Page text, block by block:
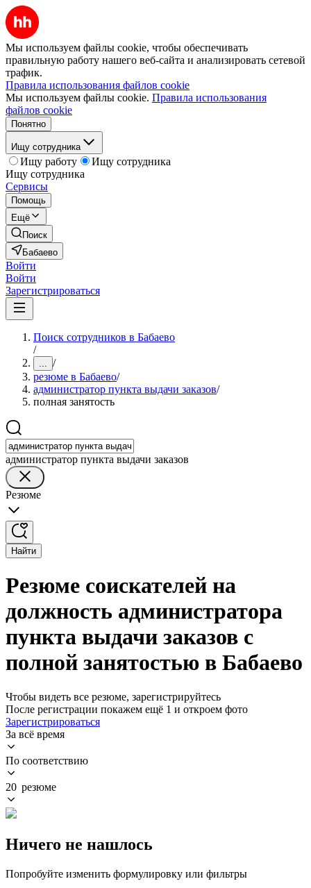
Мы используем файлы cookie, чтобы обеспечивать
правильную работу нашего веб-сайта и анализировать сетевой
трафик.
Правила использования файлов cookie
Мы используем файлы cookie. Правила использования
файлов cookie
Понятно
Ищу сотрудника
Ищу работу
Ищу сотрудника
Ищу сотрудника
Сервисы
Помощь
Ещё
Поиск
Бабаево
Войти
Войти
Зарегистрироваться
Поиск сотрудников в Бабаево
/
... /
резюме в Бабаево/
администратор пункта выдачи заказов/
полная занятость
администратор пункта выдачи заказов
Резюме
Найти
Резюме соискателей на
должность администратора
пункта выдачи заказов с
полной занятостью в Бабаево
Чтобы видеть все резюме, зарегистрируйтесь
После регистрации покажем ещё 1 и откроем фото
Зарегистрироваться
За всё время
По соответствию
20 резюме
Ничего не нашлось
Попробуйте изменить формулировку или фильтры